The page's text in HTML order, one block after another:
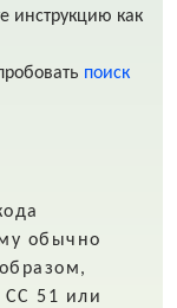
инструкцию как
поиск
обычно
51 или